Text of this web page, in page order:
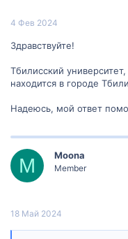
4 Фев 2024
Здравствуйте!
Тбилисский
находится в городе
Надеюсь, мой ответ
M Moona
Member
18 Май 2024